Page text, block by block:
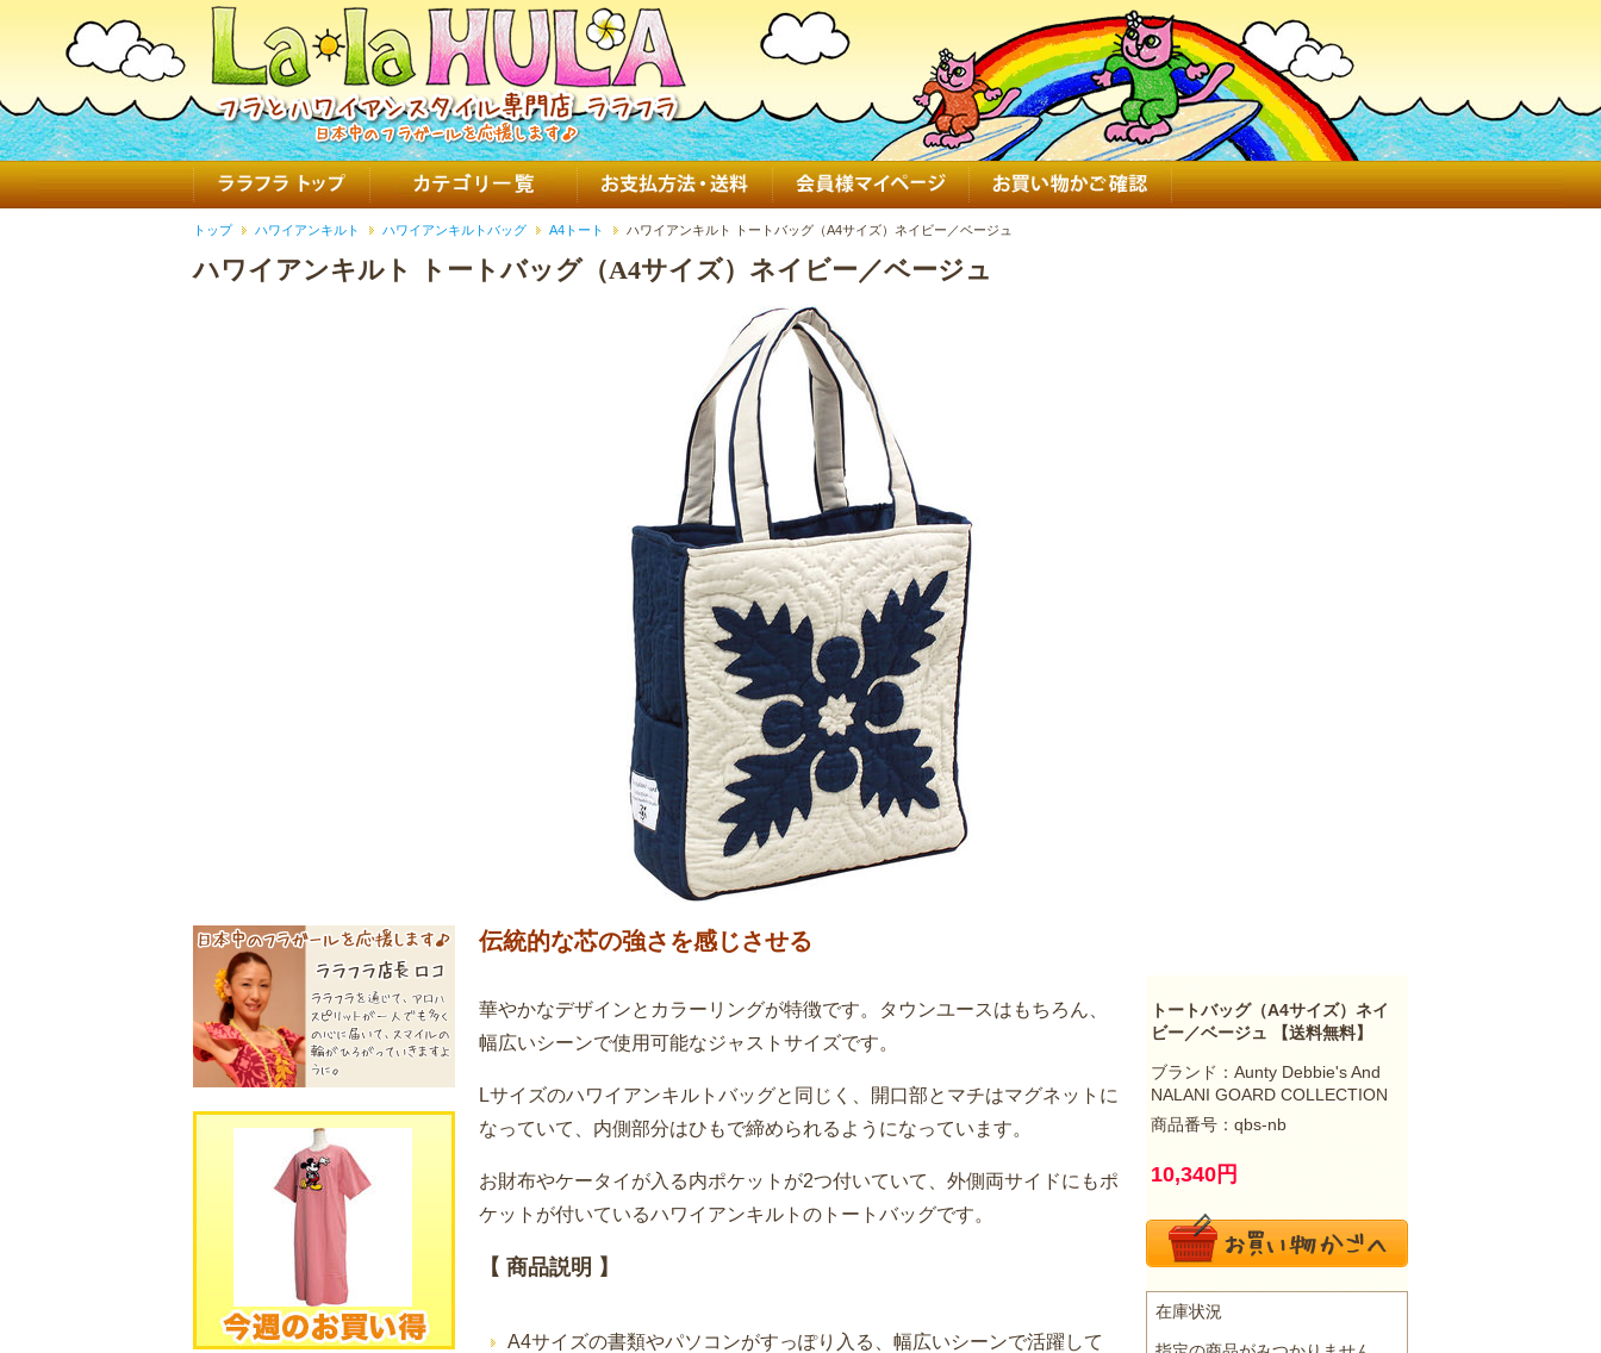
トップ ハワイアンキルト ハワイアンキルトバッグ A4トート ハワイアンキルト トートバッグ（A4サイズ）ネイビー／ベージュ
ハワイアンキルト トートバッグ（A4サイズ）ネイビー／ベージュ
伝統的な芯の強さを感じさせる
華やかなデザインとカラーリングが特徴です。タウンユースはもちろん、
幅広いシーンで使用可能なジャストサイズです。
Lサイズのハワイアンキルトバッグと同じく、開口部とマチはマグネットに
なっていて、内側部分はひもで締められるようになっています。
お財布やケータイが入る内ポケットが2つ付いていて、外側両サイドにもポ
ケットが付いているハワイアンキルトのトートバッグです。
【 商品説明 】
A4サイズの書類やパソコンがすっぽり入る、幅広いシーンで活躍して
トートバッグ（A4サイズ）ネイ
ビー／ベージュ 【送料無料】
ブランド：Aunty Debbie's And
NALANI GOARD COLLECTION
商品番号：qbs-nb
10,340円